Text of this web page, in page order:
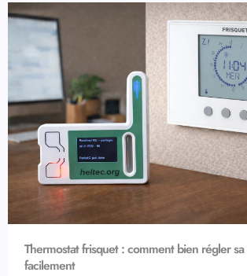
Thermostat frisquet : comment bien régler
facilement